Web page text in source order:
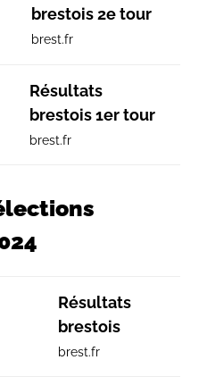
brestois 2e tour
brest.fr
Résultats
brestois 1er tour
brest.fr
Résultats
brestois
brest.fr